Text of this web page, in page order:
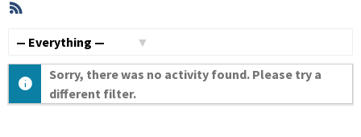
Member
Activities
Sorry, there was no activity found. Please try a
different filter.